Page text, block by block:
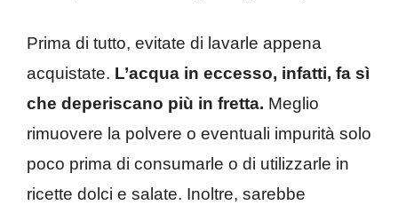
Prima di tutto, evitate di lavarle appena
acquistate. L’acqua in eccesso, infatti, fa sì
che deperiscano più in fretta. Meglio
rimuovere la polvere o eventuali impurità solo
poco prima di consumarle o di utilizzarle in
ricette dolci e salate. Inoltre, sarebbe